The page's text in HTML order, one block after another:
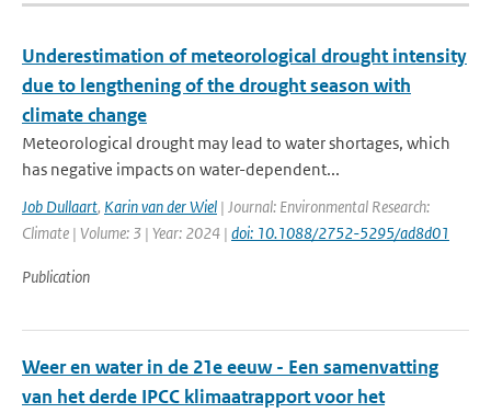
Underestimation of meteorological drought intensity
due to lengthening of the drought season with
climate change
Meteorological drought may lead to water shortages, which
has negative impacts on water-dependent...
Job Dullaart, Karin van der Wiel | Journal: Environmental Research:
Climate | Volume: 3 | Year: 2024 | doi: 10.1088/2752-5295/ad8d01
Publication
Weer en water in de 21e eeuw - Een samenvatting
van het derde IPCC klimaatrapport voor het